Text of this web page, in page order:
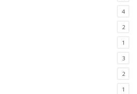
4
2
1
3
2
1